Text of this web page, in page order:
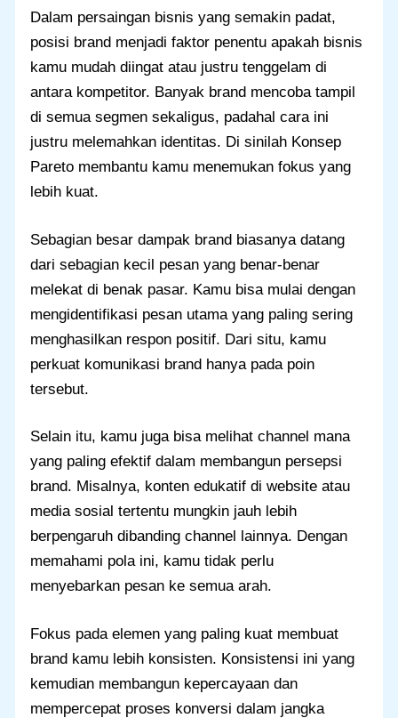
Dalam persaingan bisnis yang semakin padat,
posisi brand menjadi faktor penentu apakah bisnis
kamu mudah diingat atau justru tenggelam di
antara kompetitor. Banyak brand mencoba tampil
di semua segmen sekaligus, padahal cara ini
justru melemahkan identitas. Di sinilah Konsep
Pareto membantu kamu menemukan fokus yang
lebih kuat.
Sebagian besar dampak brand biasanya datang
dari sebagian kecil pesan yang benar-benar
melekat di benak pasar. Kamu bisa mulai dengan
mengidentifikasi pesan utama yang paling sering
menghasilkan respon positif. Dari situ, kamu
perkuat komunikasi brand hanya pada poin
tersebut.
Selain itu, kamu juga bisa melihat channel mana
yang paling efektif dalam membangun persepsi
brand. Misalnya, konten edukatif di website atau
media sosial tertentu mungkin jauh lebih
berpengaruh dibanding channel lainnya. Dengan
memahami pola ini, kamu tidak perlu
menyebarkan pesan ke semua arah.
Fokus pada elemen yang paling kuat membuat
brand kamu lebih konsisten. Konsistensi ini yang
kemudian membangun kepercayaan dan
mempercepat proses konversi dalam jangka